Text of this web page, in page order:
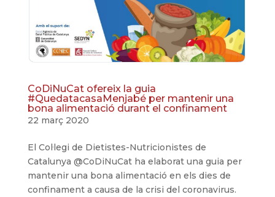
CoDiNuCat ofereix la guia
#QuedatacasaMenjabé per mantenir una
bona alimentació durant el confinament
22 març 2020
El Col·legi de Dietistes-Nutricionistes de
Catalunya @CoDiNuCat ha elaborat una guia per
mantenir una bona alimentació en els dies de
confinament a causa de la crisi del coronavirus.